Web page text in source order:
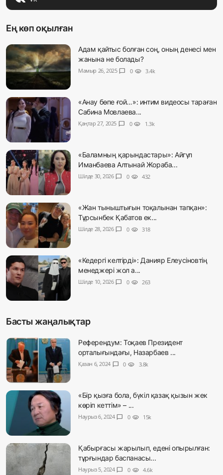
Ең көп оқылған
Адам қайтыс болған соң, оның денесі мен
жанына не болады?
Мамыр 26, 2025 chat_bubble 0 visibility 3.4k
«Анау бөпе ғой…»: интим видеосы тараған
Сабина Мовлаева...
Қаңтар 27, 2025 chat_bubble 0 visibility 1.3k
«Баламның қарындастары»: Айгүл
Иманбаева Алтынай Жораба...
Шілде 30, 2026 chat_bubble 0 visibility 432
«Жан тыныштығын тоқалынан тапқан»:
Тұрсынбек Қабатов ек...
Шілде 28, 2026 chat_bubble 0 visibility 318
«Кедергі келтірді»: Данияр Елеусіновтің
менеджері жол а...
Шілде 10, 2026 chat_bubble 0 visibility 263
Басты жаңалықтар
Референдум: Тоқаев Президент
орталығындағы, Назарбаев ...
Қазан 6, 2024 chat_bubble 0 visibility 3.8k
«Бір қызға бола, бүкіл қазақ қызын жек
көріп кеттім» – ...
Наурыз 6, 2024 chat_bubble 0 visibility 15k
Қабырғасы жарылып, едені опырылған:
тұрғындар баспанасы...
Наурыз 5, 2024 chat_bubble 0 visibility 4.6k